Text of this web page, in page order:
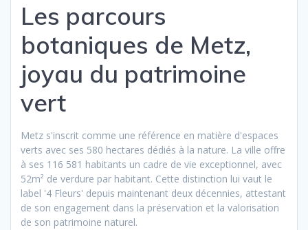
Les parcours
botaniques de Metz,
joyau du patrimoine
vert
Metz s'inscrit comme une référence en matière d'espaces
verts avec ses 580 hectares dédiés à la nature. La ville offre
à ses 116 581 habitants un cadre de vie exceptionnel, avec
52m² de verdure par habitant. Cette distinction lui vaut le
label '4 Fleurs' depuis maintenant deux décennies, attestant
de son engagement dans la préservation et la valorisation
de son patrimoine naturel.